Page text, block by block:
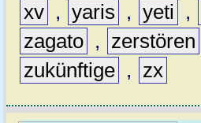
xv , yaris , yeti ,
zagato , zerstören
zukünftige , zx